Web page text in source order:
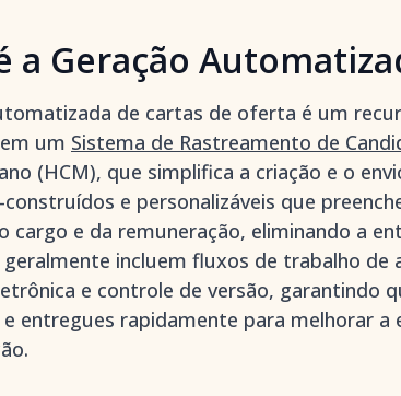
a Geração
de cartas de oferta é um
um Sistema de Rastreamento de
(HCM), que simplifica a criação e o
e personalizáveis que
cargo e da remuneração, eliminando a
incluem fluxos de trabalho de
e controle de versão, garantindo
entregues rapidamente para melhorar